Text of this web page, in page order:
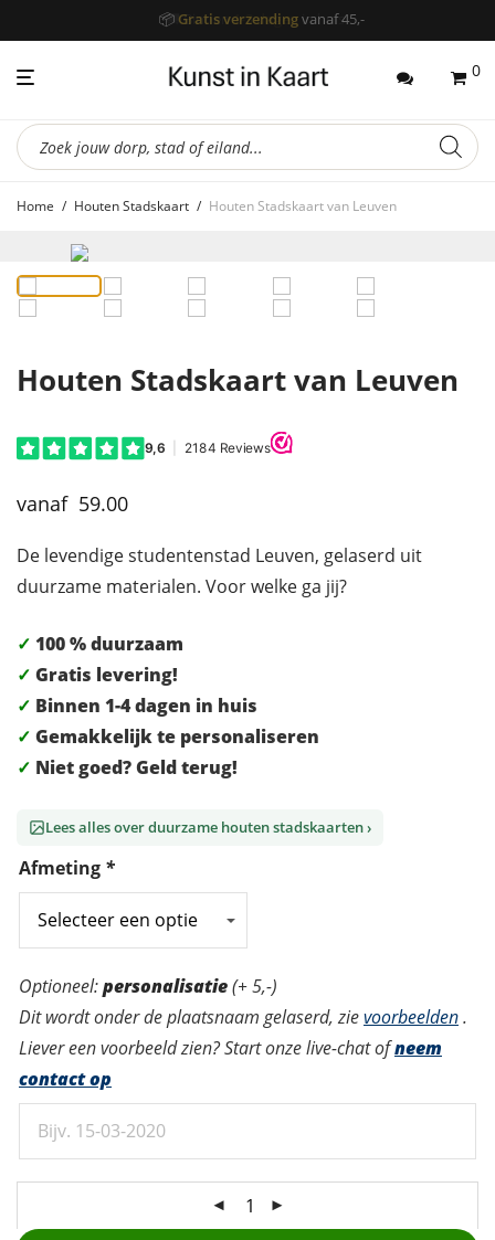
📦Gratis verzendingvanaf 45,-
0
Producten
zoeken
Home / Houten Stadskaart / Houten Stadskaart van Leuven
Houten Stadskaart van Leuven
59.00
De levendige studentenstad Leuven, gelaserd uit
duurzame materialen. Voor welke ga jij?
✓ 100 % duurzaam
✓ Gratis levering!
✓ Binnen 1-4 dagen in huis
✓ Gemakkelijk te personaliseren
✓ Niet goed? Geld terug!
Lees alles over duurzame houten stadskaarten ›
Afmeting *
Personalisatie:
Optioneel:personalisatie(+ 5,-)
Dit wordt onder de plaatsnaam gelaserd, zievoorbeelden.
Liever een voorbeeld zien? Start onze live-chat ofneem
contact op